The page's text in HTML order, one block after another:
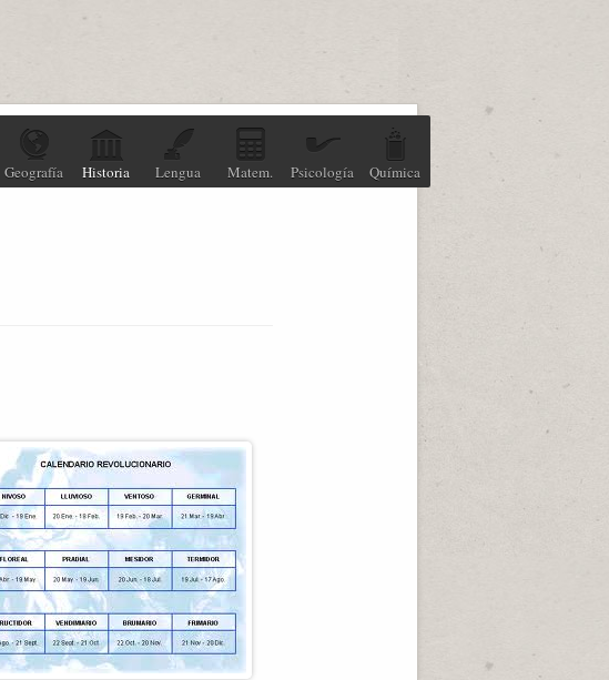
Geografía Historia Lengua Matem. Psicología Química